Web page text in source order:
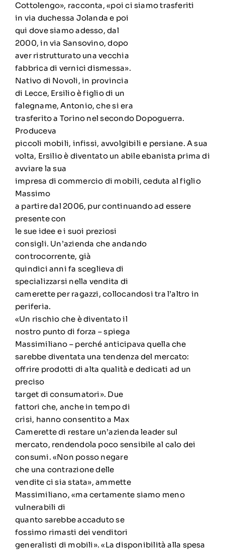
Cottolengo», racconta, «poi ci siamo trasferiti
in via duchessa Jolanda e poi
qui dove siamo adesso, dal
2000, in via Sansovino, dopo
aver ristrutturato una vecchia
fabbrica di vernici dismessa».
Nativo di Novoli, in provincia
di Lecce, Ersilio è figlio di un
falegname, Antonio, che si era
trasferito a Torino nel secondo Dopoguerra.
Produceva
piccoli mobili, infissi, avvolgibili e persiane. A sua
volta, Ersilio è diventato un abile ebanista prima di
avviare la sua
impresa di commercio di mobili, ceduta al figlio
Massimo
a partire dal 2006, pur continuando ad essere
presente con
le sue idee e i suoi preziosi
consigli. Un’azienda che andando
controcorrente, già
quindici anni fa sceglieva di
specializzarsi nella vendita di
camerette per ragazzi, collocandosi tra l’altro in
periferia.
«Un rischio che è diventato il
nostro punto di forza – spiega
Massimiliano – perché anticipava quella che
sarebbe diventata una tendenza del mercato:
offrire prodotti di alta qualità e dedicati ad un
preciso
target di consumatori». Due
fattori che, anche in tempo di
crisi, hanno consentito a Max
Camerette di restare un’azienda leader sul
mercato, rendendola poco sensibile al calo dei
consumi. «Non posso negare
che una contrazione delle
vendite ci sia stata», ammette
Massimiliano, «ma certamente siamo meno
vulnerabili di
quanto sarebbe accaduto se
fossimo rimasti dei venditori
generalisti di mobili». «La disponibilità alla spesa